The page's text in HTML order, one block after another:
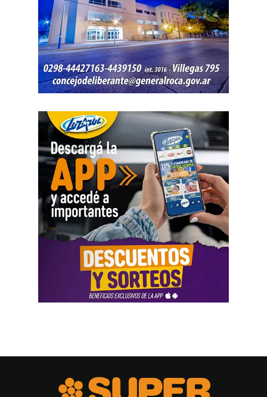
«Estamos viviendo una brutal disputa por el tiempo.
Mientras la reforma laboral ataca una de las conquistas
fundacionales como la jornada de 8 horas, instalando un
banco de horas flexible, que borra los límites entre lo
personal y lo laboral, debemos recurrir a varios empleos
para poder sostener la vida», dijo Chevalier y subrayó
asimétrica sobre las mujeres, provoca una crisis sobre los
cuidados y desorganiza los hogares».
Al abordar la persecución política a sindicalistas y
sindicatos, Biró sostuvo que «el Estado me ha iniciado
una persecución mediática, gremial, jurídica y personal
por ser el secretario general de la Asociación de Pilotos.
Se trata de una campaña abierta y pública de difamación
llevada adelante por funcionarios del gobierno, utilizando
la aplicación Mi Argentina o las carteleras de las
estaciones terminales. Usaron todos los recursos del
Estado. Me imputaron delitos penales, me hicieron saber
que perseguían a mi familia, a mi mujer y a mis hijas, y
tuve que presentar un habeas corpus preventivo».
sindicales como las que hicieron a los compañeros de La
Aeronáutico o las acciones judiciales contra 170